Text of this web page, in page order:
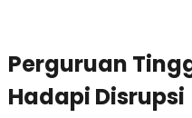
Perguruan
Hadapi Disrupsi